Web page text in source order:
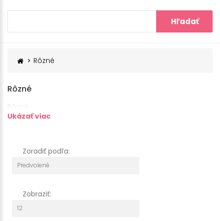
Hľadať
Rôzné
Rôzné
Rôzné
Ukázať viac
Zoradiť podľa:
Zobraziť: